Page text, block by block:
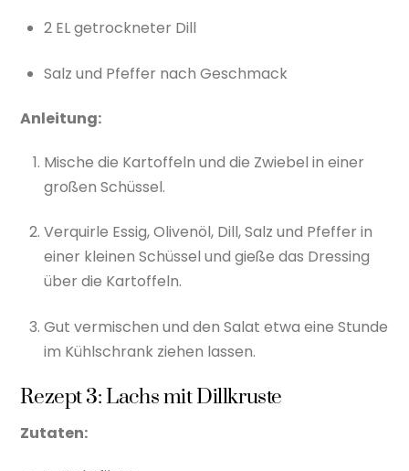
2 EL getrockneter Dill
Salz und Pfeffer nach Geschmack
Anleitung:
Mische die Kartoffeln und die Zwiebel in einer
großen Schüssel.
Verquirle Essig, Olivenöl, Dill, Salz und Pfeffer in
einer kleinen Schüssel und gieße das Dressing
über die Kartoffeln.
Gut vermischen und den Salat etwa eine Stunde
im Kühlschrank ziehen lassen.
Rezept 3: Lachs mit Dillkruste
Zutaten: